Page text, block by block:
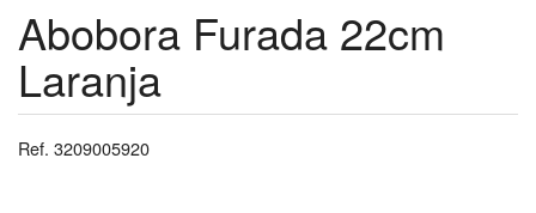
Abobora Furada 22cm
Laranja
Ref. 3209005920